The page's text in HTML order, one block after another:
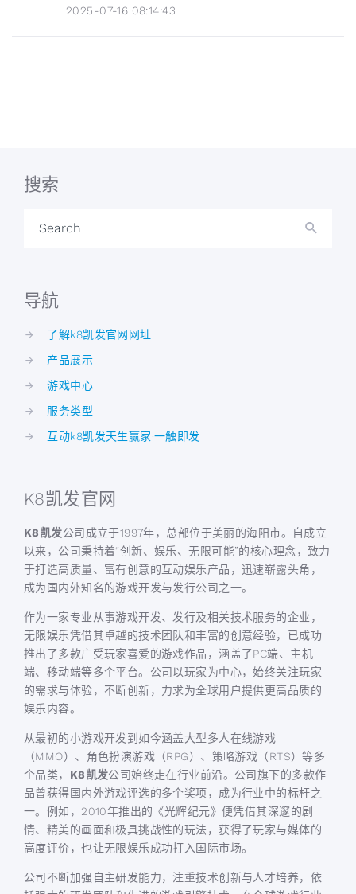
2025-07-16 08:14:43
搜索
Search
导航
了解k8凯发官网网址
产品展示
游戏中心
服务类型
互动k8凯发天生赢家·一触即发
K8凯发官网
K8凯发公司成立于1997年，总部位于美丽的海阳市。自成立
以来，公司秉持着“创新、娱乐、无限可能”的核心理念，致力
于打造高质量、富有创意的互动娱乐产品，迅速崭露头角，
成为国内外知名的游戏开发与发行公司之一。
作为一家专业从事游戏开发、发行及相关技术服务的企业，
无限娱乐凭借其卓越的技术团队和丰富的创意经验，已成功
推出了多款广受玩家喜爱的游戏作品，涵盖了PC端、主机
端、移动端等多个平台。公司以玩家为中心，始终关注玩家
的需求与体验，不断创新，力求为全球用户提供更高品质的
娱乐内容。
从最初的小游戏开发到如今涵盖大型多人在线游戏
（MMO）、角色扮演游戏（RPG）、策略游戏（RTS）等多
个品类， K8凯发公司始终走在行业前沿。公司旗下的多款作
品曾获得国内外游戏评选的多个奖项，成为行业中的标杆之
一。例如，2010年推出的《光辉纪元》便凭借其深邃的剧
情、精美的画面和极具挑战性的玩法，获得了玩家与媒体的
高度评价，也让无限娱乐成功打入国际市场。
公司不断加强自主研发能力，注重技术创新与人才培养，依